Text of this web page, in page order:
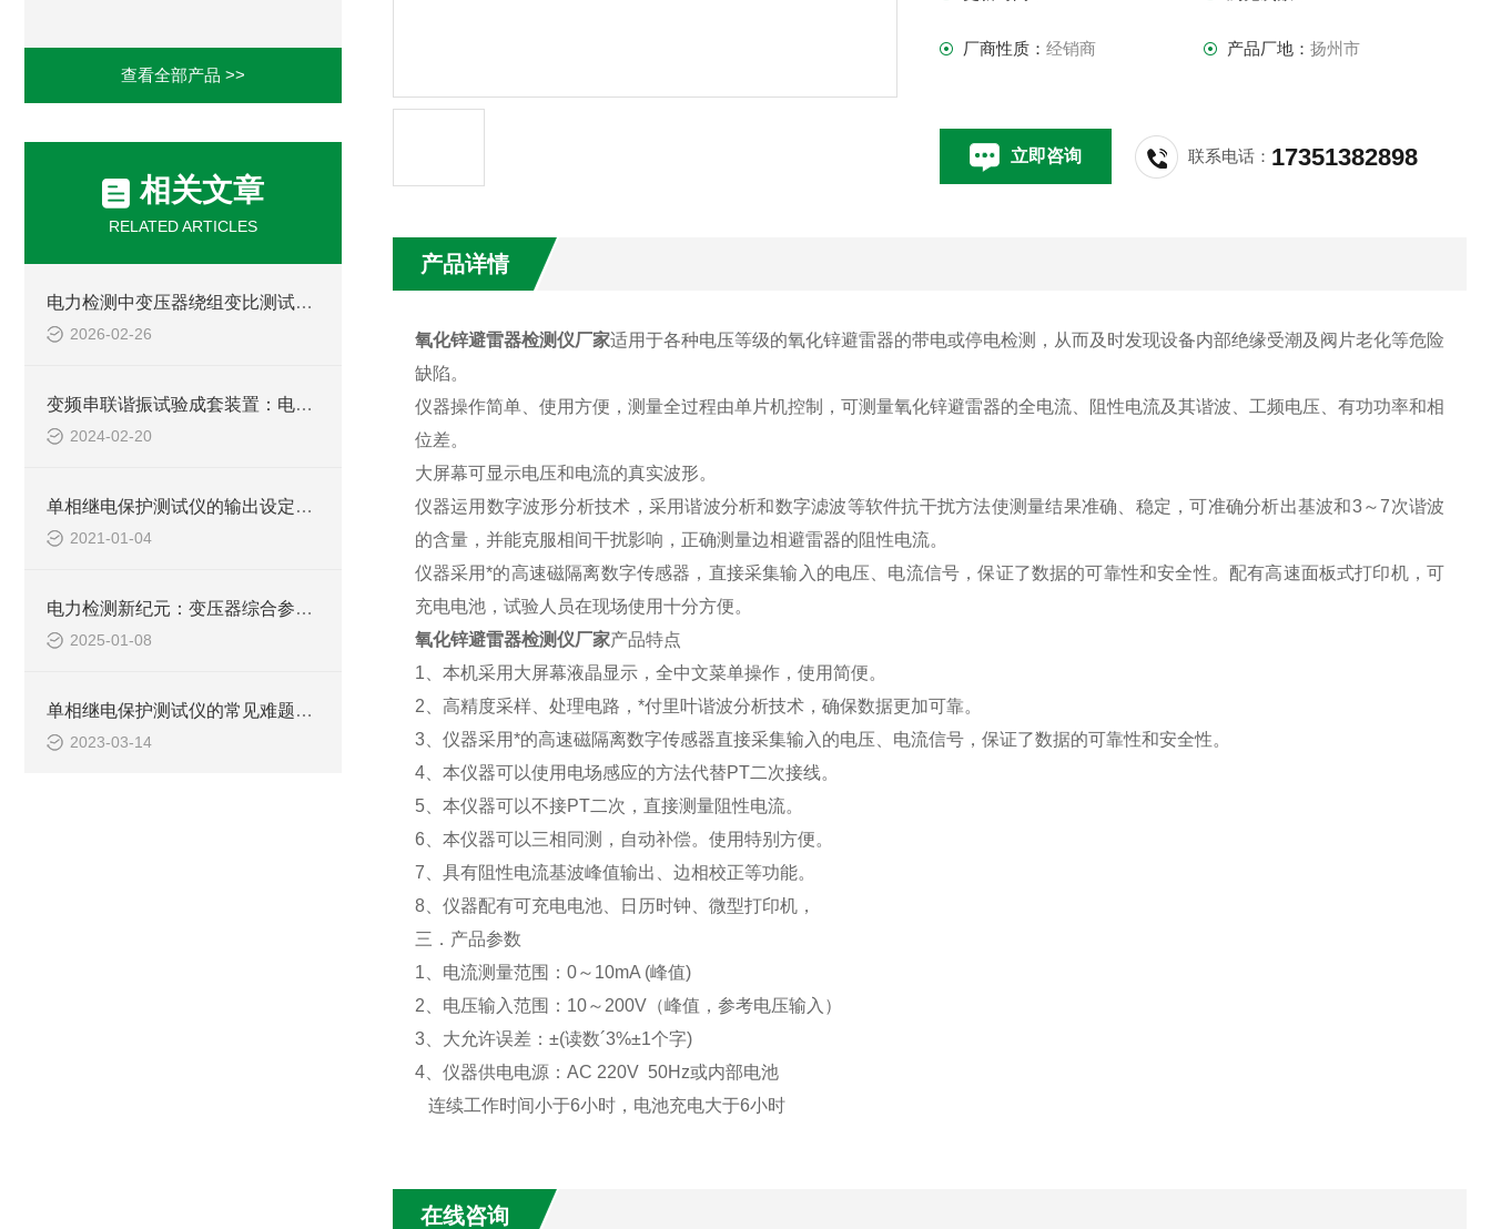
查看全部产品 >>
相关文章
RELATED ARTICLES
电力检测中变压器绕组变比测试仪的选型与使用规范
2026-02-26
变频串联谐振试验成套装置：电力设备检测的得力助手
2024-02-20
单相继电保护测试仪的输出设定讲解
2021-01-04
电力检测新纪元：变压器综合参数测试仪，创新技术，领电力行业智能化转型
2025-01-08
单相继电保护测试仪的常见难题教你几招搞定！
2023-03-14
厂商性质：经销商 产品厂地： 扬州市
立即咨询 联系电话： 17351382898
产品详情
氧化锌避雷器检测仪厂家适用于各种电压等级的氧化锌避雷器的带电或停电检测，从而及时发现设备内部绝缘受潮及阀片老化等危险
缺陷。
仪器操作简单、使用方便，测量全过程由单片机控制，可测量氧化锌避雷器的全电流、阻性电流及其谐波、工频电压、有功功率和相
位差。
大屏幕可显示电压和电流的真实波形。
仪器运用数字波形分析技术，采用谐波分析和数字滤波等软件抗干扰方法使测量结果准确、稳定，可准确分析出基波和3～7次谐波
的含量，并能克服相间干扰影响，正确测量边相避雷器的阻性电流。
仪器采用*的高速磁隔离数字传感器，直接采集输入的电压、电流信号，保证了数据的可靠性和安全性。 配有高速面板式打印机，可
充电电池，试验人员在现场使用十分方便。
氧化锌避雷器检测仪厂家产品特点
1 、本机采用大屏幕液晶显示，全中文菜单操作，使用简便。
2 、高精度采样、处理电路，*付里叶谐波分析技术，确保数据更加可靠。
3、仪器采用*的高速磁隔离数字传感器直接采集输入的电压、电流信号，保证了数据的可靠性和安全性。
4、本仪器可以使用电场感应的方法代替PT二次接线。
5、本仪器可以不接PT二次，直接测量阻性电流。
6 、本仪器可以三相同测，自动补偿。使用特别方便。
7 、具有阻性电流基波峰值输出、边相校正等功能。
8、仪器配有可充电电池、日历时钟、微型打印机，
三． 产品参数
1 、电流测量范围： 0～ 10mA (峰值)
2 、电压输入范围： 10～ 200V（峰值，参考电压输入）
3、大允许误差：±(读数´3%±1个字)
4、仪器供电电源： AC 220V 50Hz或内部电池
连续工作时间小于6小时，电池充电大于6小时
在线咨询